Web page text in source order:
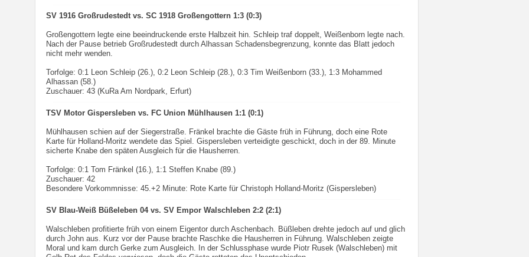
SV 1916 Großrudestedt vs. SC 1918 Großengottern 1:3 (0:3)
Großengottern legte eine beeindruckende erste Halbzeit hin. Schleip traf doppelt, Weißenborn legte nach.
Nach der Pause betrieb Großrudestedt durch Alhassan Schadensbegrenzung, konnte das Blatt jedoch
nicht mehr wenden.
Torfolge: 0:1 Leon Schleip (26.), 0:2 Leon Schleip (28.), 0:3 Tim Weißenborn (33.), 1:3 Mohammed
Alhassan (58.)
Zuschauer: 43 (KuRa Am Nordpark, Erfurt)
TSV Motor Gispersleben vs. FC Union Mühlhausen 1:1 (0:1)
Mühlhausen schien auf der Siegerstraße. Fränkel brachte die Gäste früh in Führung, doch eine Rote
Karte für Holland-Moritz wendete das Spiel. Gispersleben verteidigte geschickt, doch in der 89. Minute
sicherte Knabe den späten Ausgleich für die Hausherren.
Torfolge: 0:1 Tom Fränkel (16.), 1:1 Steffen Knabe (89.)
Zuschauer: 42
Besondere Vorkommnisse: 45.+2 Minute: Rote Karte für Christoph Holland-Moritz (Gispersleben)
SV Blau-Weiß Büßeleben 04 vs. SV Empor Walschleben 2:2 (2:1)
Walschleben profitierte früh von einem Eigentor durch Aschenbach. Büßleben drehte jedoch auf und glich
durch John aus. Kurz vor der Pause brachte Raschke die Hausherren in Führung. Walschleben zeigte
Moral und kam durch Gerke zum Ausgleich. In der Schlussphase wurde Piotr Rusek (Walschleben) mit